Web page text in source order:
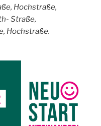
Hochstraße,
Straße,
Hochstraße.